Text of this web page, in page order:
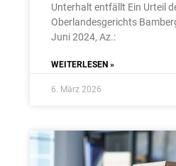
Unterhalt entfällt Ein Urteil
Oberlandesgerichts
Juni 2024, Az.:
WEITERLESEN »
6. März 2026